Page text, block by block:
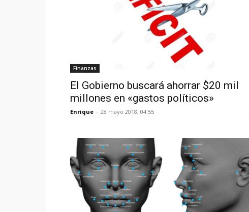
Finanzas
El Gobierno buscará ahorrar $20 mil
millones en «gastos políticos»
Enrique - 28 mayo 2018, 04:55